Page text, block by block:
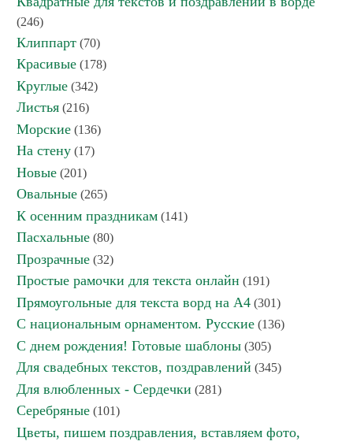
(246)
Клиппарт (70)
Красивые (178)
Круглые (342)
Листья (216)
Морские (136)
На стену (17)
Новые (201)
Овальные (265)
К осенним праздникам (141)
Пасхальные (80)
Прозрачные (32)
Простые рамочки для текста онлайн (191)
Прямоугольные для текста ворд на А4 (301)
С национальным орнаментом. Русские (136)
С днем рождения! Готовые шаблоны (305)
Для свадебных текстов, поздравлений (345)
Для влюбленных - Сердечки (281)
Серебряные (101)
Цветы, пишем поздравления, вставляем фото,